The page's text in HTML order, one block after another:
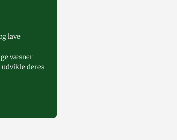
lave
væsner.
deres